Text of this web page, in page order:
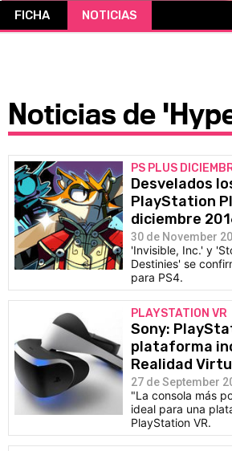
FICHA NOTICIAS
Noticias de
PS PLUS
Desvelados
PlayStation
diciembre
30 de November
'Invisible, Inc.' y
Destinies' se
para PS4.
PLAYSTATION VR
Sony:
plataforma
Realidad
27 de September
"La consola más
ideal para una
PlayStation VR.